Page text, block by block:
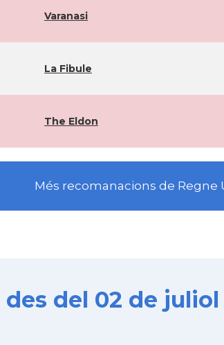
Varanasi
La Fibule
The Eldon
Més recomanacions de Regne
des del 02 de